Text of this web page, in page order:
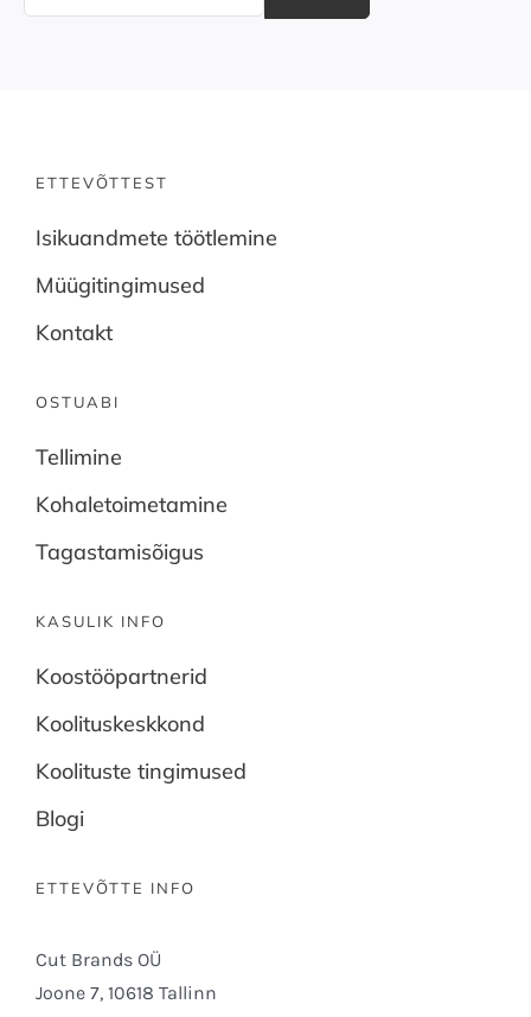
ETTEVÕTTEST
Isikuandmete töötlemine
Müügitingimused
Kontakt
OSTUABI
Tellimine
Kohaletoimetamine
Tagastamisõigus
KASULIK INFO
Koostööpartnerid
Koolituskeskkond
Koolituste tingimused
Blogi
ETTEVÕTTE INFO
Cut Brands OÜ
Joone 7, 10618 Tallinn